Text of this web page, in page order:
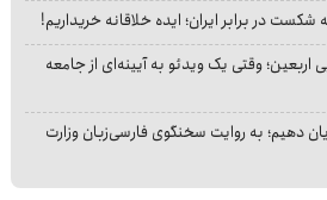
شکست در برابر ایران؛ ایده خلاقانه خریداریم!
اربعین؛ وقتی یک ویدئو به آیینه‌ای از جامعه
دهیم؛ به روایت سخنگوی فارسی‌زبان وزارت